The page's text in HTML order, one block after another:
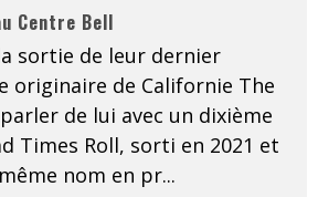
Centre Bell
sortie de leur dernier
originaire de Californie The
de lui avec un dixième
Times Roll, sorti en 2021 et
nom en pr...